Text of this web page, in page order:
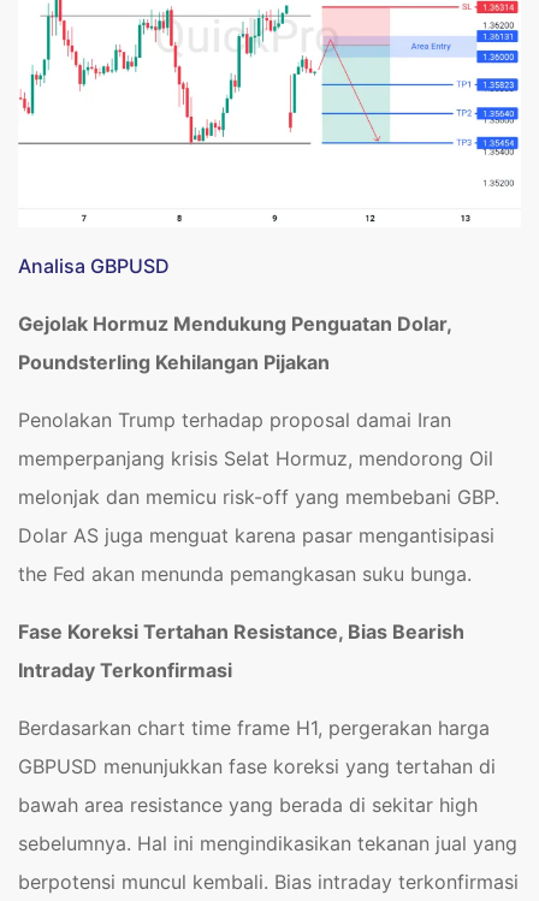
Analisa GBPUSD
Gejolak Hormuz Mendukung Penguatan Dolar,
Poundsterling Kehilangan Pijakan
Penolakan Trump terhadap proposal damai Iran
memperpanjang krisis Selat Hormuz, mendorong Oil
melonjak dan memicu risk-off yang membebani GBP.
Dolar AS juga menguat karena pasar mengantisipasi
the Fed akan menunda pemangkasan suku bunga.
Fase Koreksi Tertahan Resistance, Bias Bearish
Intraday Terkonfirmasi
Berdasarkan chart time frame H1, pergerakan harga
GBPUSD menunjukkan fase koreksi yang tertahan di
bawah area resistance yang berada di sekitar high
sebelumnya. Hal ini mengindikasikan tekanan jual yang
berpotensi muncul kembali. Bias intraday terkonfirmasi